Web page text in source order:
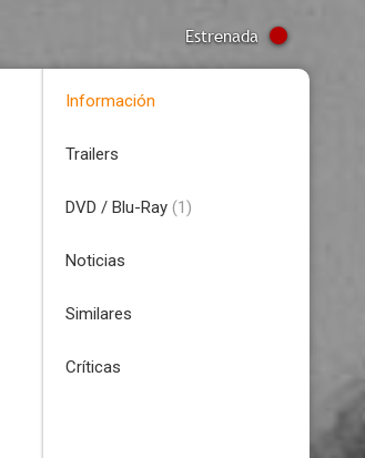
Estrenada
Información
Trailers
DVD / Blu-Ray (1)
Noticias
Similares
Críticas